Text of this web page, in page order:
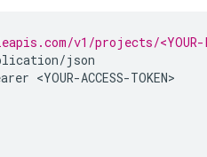
v1/projects/<YOUR-
/json
<YOUR-ACCESS-TOKEN>